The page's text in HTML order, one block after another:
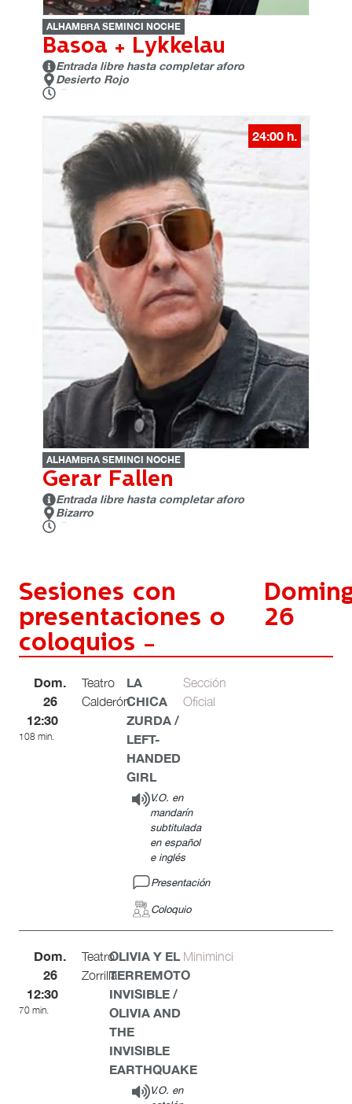
ALHAMBRA SEMINCI NOCHE
Basoa + Lykkelau
Entrada libre hasta completar aforo
Desierto Rojo
24:00 h.
ALHAMBRA SEMINCI NOCHE
Gerar Fallen
Entrada libre hasta completar aforo
Bizarro
Sesiones con
presentaciones o
coloquios -
26
Dom.
26
12:30
108 min.
Teatro
Calderón
LA
CHICA
ZURDA /
LEFT-
HANDED
GIRL
V.O. en
mandarín
subtitulada
en español
e inglés
Presentación
Coloquio
Sección
Oficial
Dom.
26
12:30
70 min.
Teatro
Zorrilla
OLIVIA Y EL
TERREMOTO
INVISIBLE /
OLIVIA AND
THE
INVISIBLE
EARTHQUAKE
V.O. en
Miniminci